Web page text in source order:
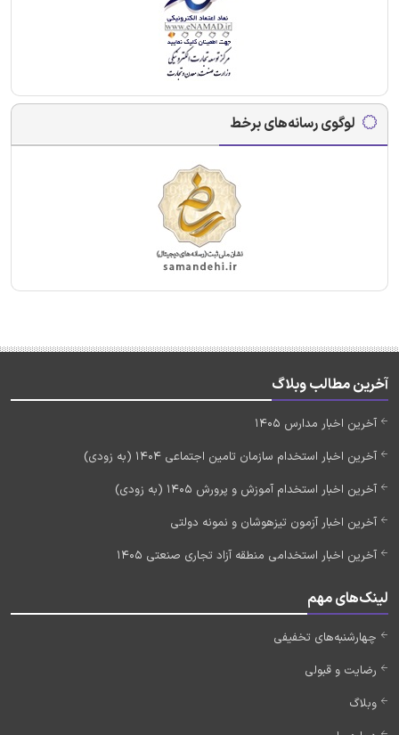
لوگوی رسانه‌های برخط
آخرین مطالب وبلاگ
آخرین اخبار مدارس 1405
آخرین اخبار استخدام سازمان تامین اجتماعی 1404 (به زودی)
آخرین اخبار استخدام آموزش و پرورش 1405 (به زودی)
آخرین اخبار آزمون تیزهوشان و نمونه دولتی
آخرین اخبار استخدامی منطقه آزاد تجاری صنعتی 1405
لینک‌های مهم
چهارشنبه‌های تخفیفی
رضایت و قبولی
وبلاگ